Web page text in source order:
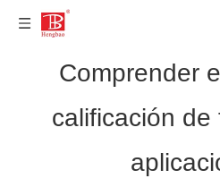
Comprender
calificación de